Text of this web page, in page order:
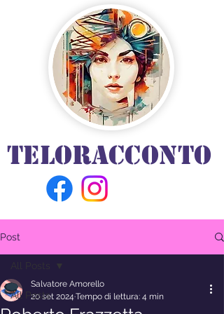
TELORACCONTO
Post
All Posts
Salvatore Amorello
20 set 2024 Tempo di lettura: 4 min